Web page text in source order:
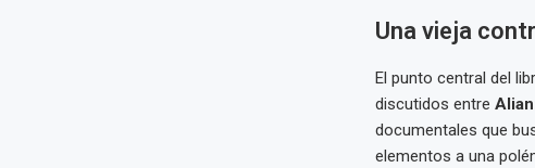
Una vieja
El punto central del
discutidos entre
documentales que
elementos a una